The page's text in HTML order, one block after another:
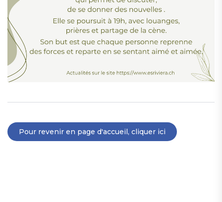
Pour revenir en page d'accueil, cliquer ici